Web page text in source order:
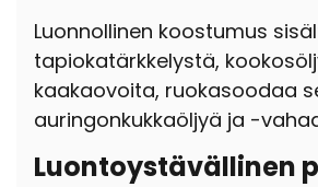
Luonnollinen koostumus
tapiokatärkkelystä,
kaakaovoita, ruokasoodaa
auringonkukkaöljyä ja -
Luontoystävällinen